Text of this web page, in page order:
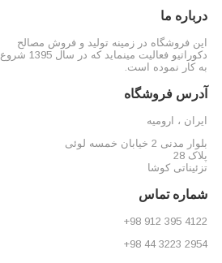
درباره ما
این فروشگاه در زمینه تولید و فروش مصالح
دکوراتیو فعالیت مینماید که در سال 1395 شروع
به کار نموده است.
آدرس فروشگاه
ایران ، ارومیه
بلوار مدنی 2 خیابان خمسه لوئی
پلاک 28
تزئیناتی کوشا
شماره تماس
4122 395 912 98+
2954 3223 44 98+